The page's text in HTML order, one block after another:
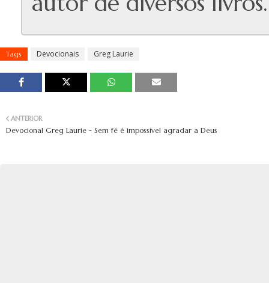
Tags Devocionais Greg Laurie
ANTERIOR
Devocional Greg Laurie - Sem fé é impossível agradar a Deus